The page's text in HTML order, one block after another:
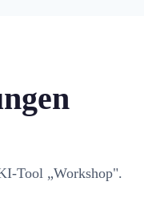
Tool „Workshop".